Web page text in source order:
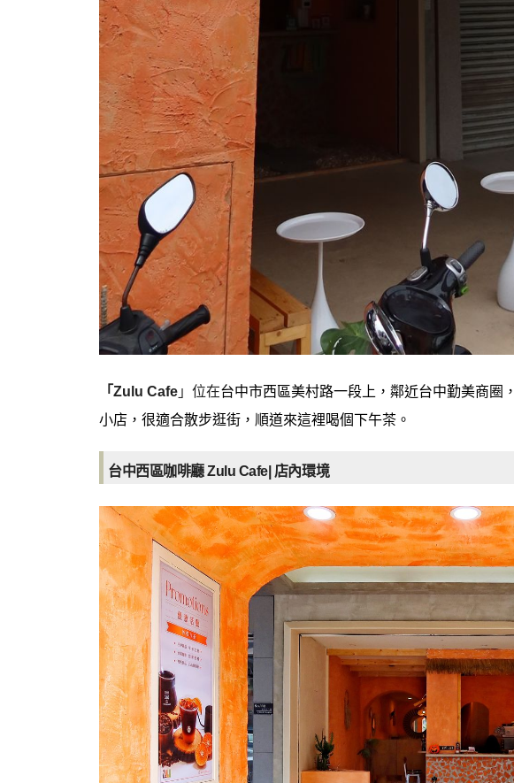
「Zulu Cafe 」位在台中市西區美村路一段上，鄰近台中勤美商圈
小店，很適合散步逛街，順道來這裡喝個下午茶。
台中西區咖啡廳 Zulu Cafe| 店內環境